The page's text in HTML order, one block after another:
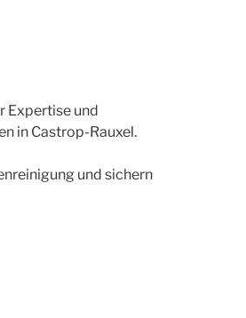
Expertise und
in Castrop-Rauxel.
und sichern